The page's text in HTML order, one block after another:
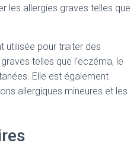
les allergies graves telles que
utilisée pour traiter des
telles que l’eczéma, le
Elle est également
allergiques mineures et les